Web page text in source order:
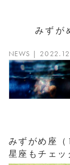
みずが
NEWS |
みずがめ座
星座もチェッ